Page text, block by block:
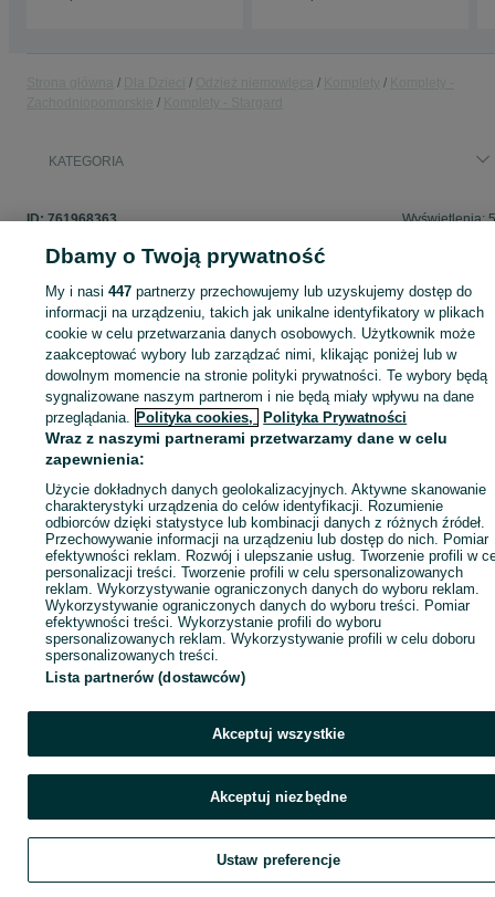
KATEGORIA
ID:761968363 Wyświetlenia:
Zaloguj się lub załóż konto na OLX, aby skontaktować się z
sprzedającym
Zaloguj się / Załóż konto
Dbamy o Twoją prywatność
My i nasi447 partnerzy przechowujemy lub uzyskujemy dostęp do
informacji na urządzeniu, takich jak unikalne identyfikatory w plikach
cookie w celu przetwarzania danych osobowych. Użytkownik może
zaakceptować wybory lub zarządzać nimi, klikając poniżej lub w
dowolnym momencie na stronie polityki prywatności. Te wybory będą
sygnalizowane naszym partnerom i nie będą miały wpływu na dane
przeglądania. Polityka cookies, Polityka Prywatności
Wraz z naszymi partnerami przetwarzamy dane w celu
zapewnienia:
Użycie dokładnych danych geolokalizacyjnych. Aktywne skanowanie
charakterystyki urządzenia do celów identyfikacji. Rozumienie
odbiorców dzięki statystyce lub kombinacji danych z różnych źródeł.
Przechowywanie informacji na urządzeniu lub dostęp do nich. Pomiar
efektywności reklam. Rozwój i ulepszanie usług. Tworzenie profili w
personalizacji treści. Tworzenie profili w celu spersonalizowanych
reklam. Wykorzystywanie ograniczonych danych do wyboru reklam.
Wykorzystywanie ograniczonych danych do wyboru treści. Pomiar
efektywności treści. Wykorzystanie profili do wyboru
spersonalizowanych reklam. Wykorzystywanie profili w celu doboru
spersonalizowanych treści.
Lista partnerów (dostawców)
Akceptuj wszystkie
Akceptuj niezbędne
Ustaw preferencje